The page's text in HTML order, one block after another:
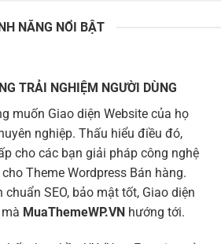
NĂNG NỔI BẬT
TRẢI NGHIỆM NGƯỜI DÙNG
muốn Giao diện Website của họ
nghiệp. Thấu hiểu điều đó,
cho các bạn giải pháp công nghệ
Theme Wordpress Bán hàng.
SEO, bảo mật tốt, Giao diện
MuaThemeWP.VN hướng tới.